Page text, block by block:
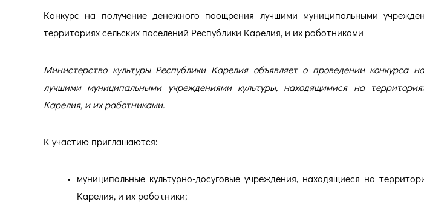
Конкурс на получение денежного поощрения лучшими муниципальными
территориях сельских поселений Республики Карелия, и их работниками
Министерство культуры Республики Карелия объявляет о проведении конкурса
лучшими муниципальными учреждениями культуры, находящимися на
Карелия, и их работниками.
К участию приглашаются:
муниципальные культурно-досуговые учреждения, находящиеся на
Карелия, и их работники;